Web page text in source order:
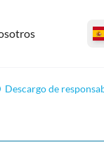
Descargo de